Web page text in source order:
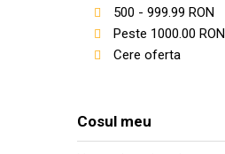
500 - 999.99 RON
Peste 1000.00 RON
Cere oferta
Cosul meu